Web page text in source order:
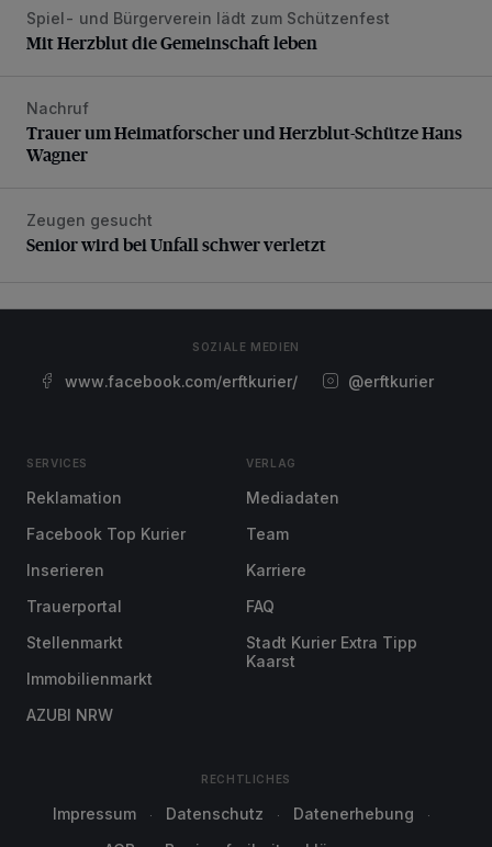
Mit Herzblut die Gemeinschaft leben
Spiel- und Bürgerverein lädt zum Schützenfest
Mit Herzblut die Gemeinschaft leben
Trauer um Heimatforscher und Herzblut-Schütze Hans
Nachruf
Trauer um Heimatforscher und Herzblut-Schütze Hans
Wagner
Senior wird bei Unfall schwer verletzt
Zeugen gesucht
Senior wird bei Unfall schwer verletzt
SOZIALE MEDIEN
www.facebook.com/erftkurier/ @erftkurier
SERVICES
Reklamation
Facebook Top Kurier
Inserieren
Trauerportal
Stellenmarkt
Immobilienmarkt
AZUBI NRW
VERLAG
Mediadaten
Team
Karriere
FAQ
Stadt Kurier Extra Tipp
Kaarst
RECHTLICHES
Impressum Datenschutz
Datenerhebung